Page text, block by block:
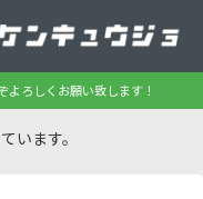
ろしくお願い致します！
います。